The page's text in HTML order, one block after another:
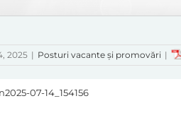
2025 | Posturi vacante și promovări |
07-14_154156